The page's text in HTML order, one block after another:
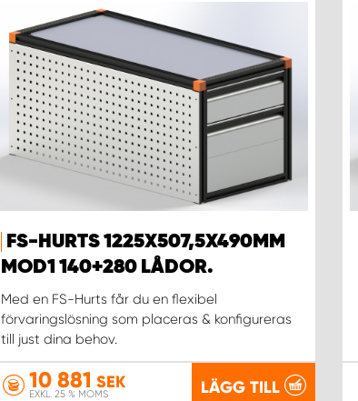
FS-HURTS 1225X507,5X490MM
MOD1 140+280 LÅDOR.
Med en FS-Hurts får du en flexibel
förvaringslösning som placeras & konfigureras
till just dina behov.
10 881 SEK
EXKL. 25 % MOMS LÄGG TILL